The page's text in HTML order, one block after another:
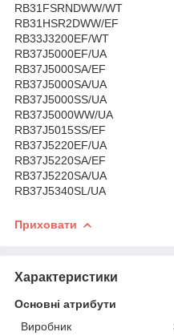
RB31FSRNDWW/WT
RB31HSR2DWW/EF
RB33J3200EF/WT
RB37J5000EF/UA
RB37J5000SA/EF
RB37J5000SA/UA
RB37J5000SS/UA
RB37J5000WW/UA
RB37J5015SS/EF
RB37J5220EF/UA
RB37J5220SA/EF
RB37J5220SA/UA
RB37J5340SL/UA
Приховати
Характеристики
Основні атрибути
Виробник